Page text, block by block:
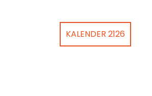
KALENDER 2126